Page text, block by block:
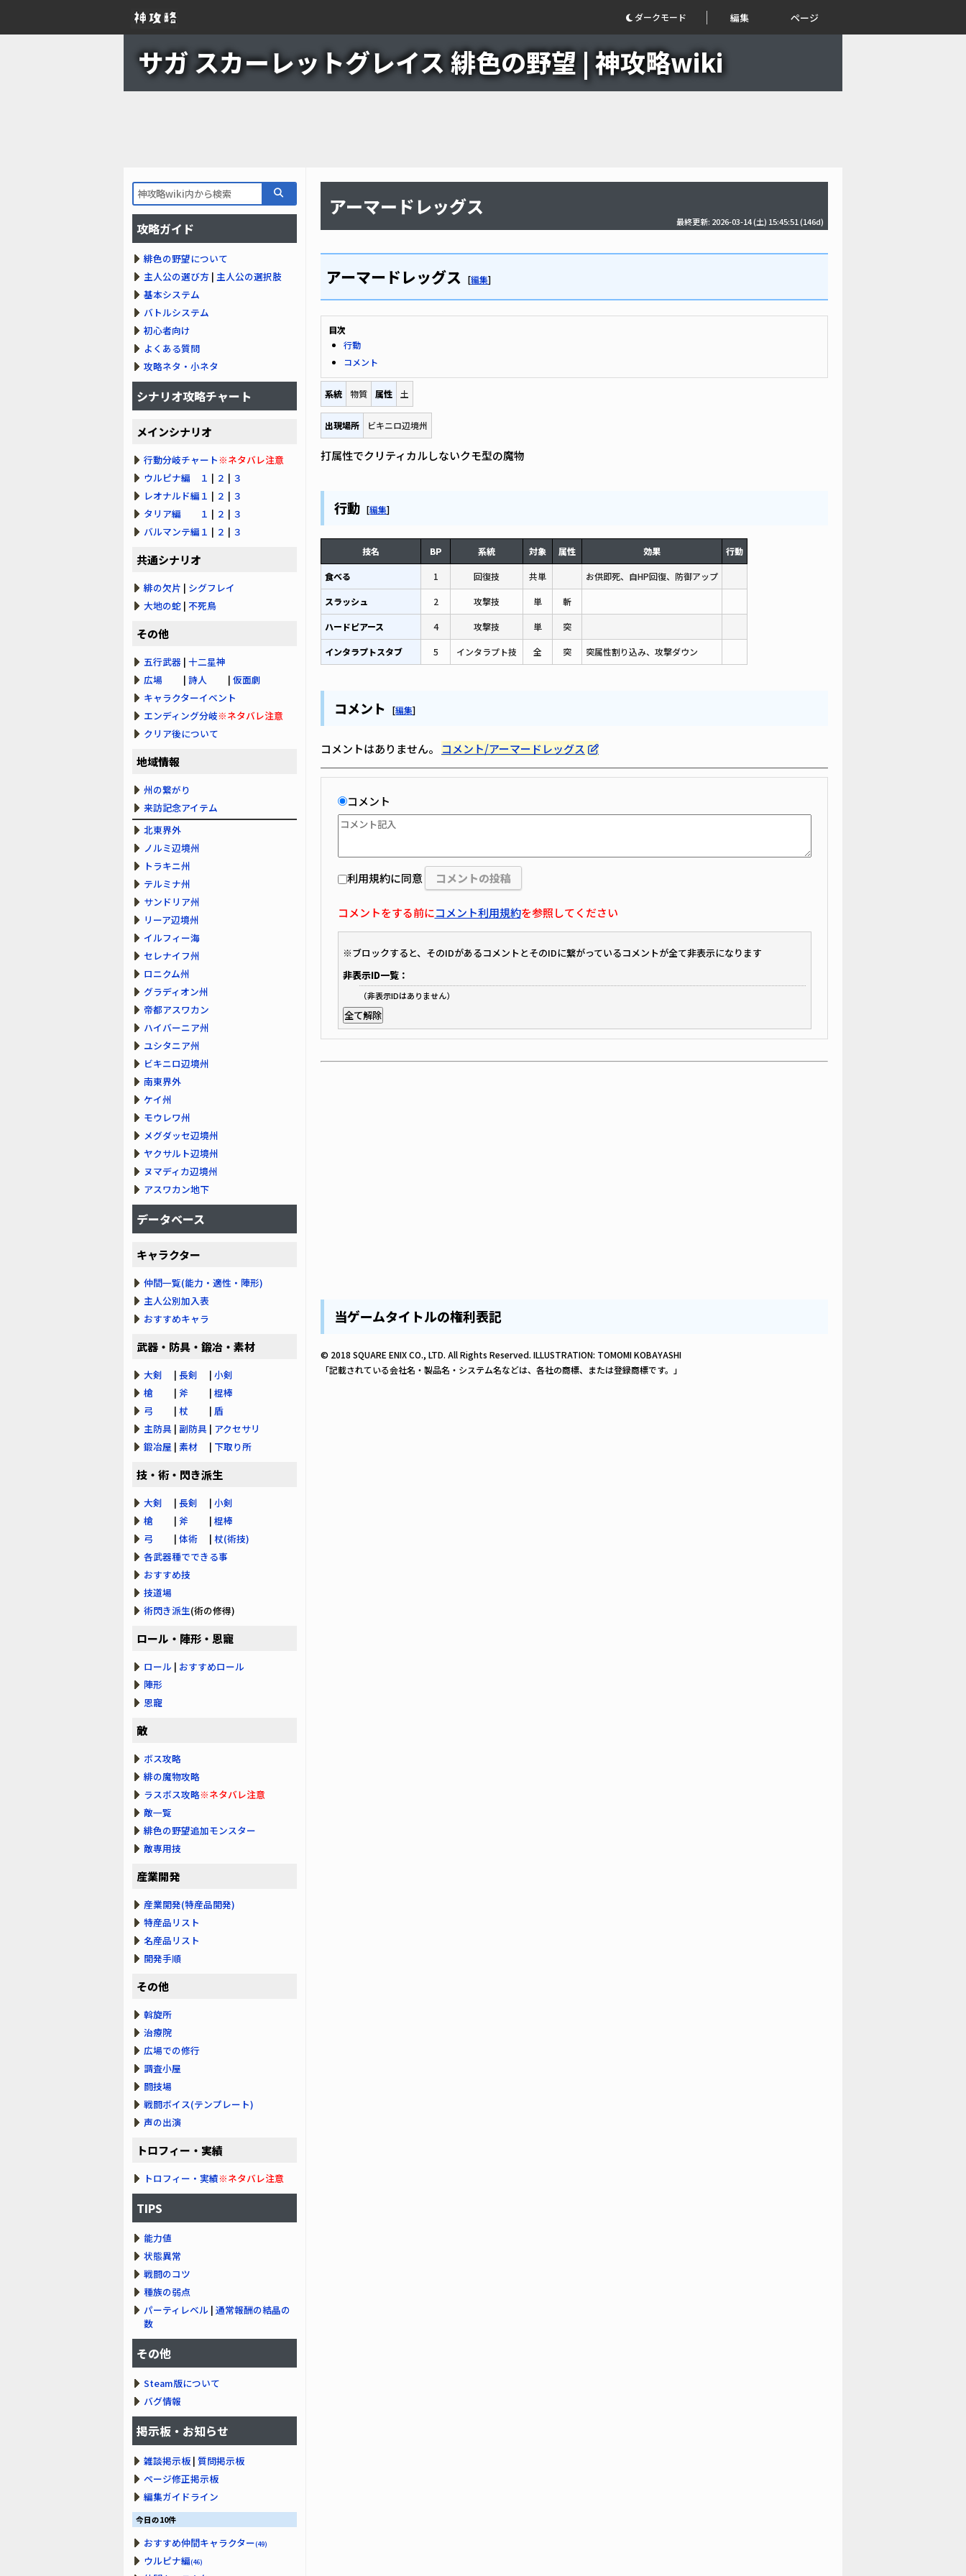
ダークモード 編集 ページ
サガ スカーレットグレイス 緋色の野望 | 神攻略wiki
アーマードレッグス
最終更新: 2026-03-14 (土) 15:45:51 (146d)
アーマードレッグス [編集]
目次
行動
コメント
系統 物質 属性 土
出現場所 ビキニロ辺境州
打属性でクリティカルしないクモ型の魔物
行動 [編集]
技名 BP 系統 対象 属性 効果 行動
食べる 1 回復技 共単 お供即死、自HP回復、防御アップ
スラッシュ 2 攻撃技 単 斬
ハードピアース 4 攻撃技 単 突
インタラプトスタブ 5 インタラプト技 全 突 突属性割り込み、攻撃ダウン
コメント [編集]
コメントはありません。 コメント/アーマードレッグス
コメント
利用規約に同意
コメントをする前にコメント利用規約を参照してください
※ブロックすると、そのIDがあるコメントとそのIDに繋がっているコメントが全て非表示になります
非表示ID一覧：
（非表示IDはありません）
全て解除
当ゲームタイトルの権利表記
© 2018 SQUARE ENIX CO., LTD. All Rights Reserved. ILLUSTRATION: TOMOMI KOBAYASHI
「記載されている会社名・製品名・システム名などは、各社の商標、または登録商標です。」
攻略ガイド
緋色の野望について
主人公の選び方 | 主人公の選択肢
基本システム
バトルシステム
初心者向け
よくある質問
攻略ネタ・小ネタ
シナリオ攻略チャート
メインシナリオ
行動分岐チャート※ネタバレ注意
ウルピナ編 １ | ２ | ３
レオナルド編１ | ２ | ３
タリア編 １ | ２ | ３
バルマンテ編１ | ２ | ３
共通シナリオ
緋の欠片 | シグフレイ
大地の蛇 | 不死鳥
その他
五行武器 | 十二星神
広場 | 詩人 | 仮面劇
キャラクターイベント
エンディング分岐※ネタバレ注意
クリア後について
地域情報
州の繋がり
来訪記念アイテム
北東界外
ノルミ辺境州
トラキニ州
テルミナ州
サンドリア州
リーア辺境州
イルフィー海
セレナイフ州
ロニクム州
グラディオン州
帝都アスワカン
ハイバーニア州
ユシタニア州
ビキニロ辺境州
南東界外
ケイ州
モウレワ州
メグダッセ辺境州
ヤクサルト辺境州
ヌマディカ辺境州
アスワカン地下
データベース
キャラクター
仲間一覧(能力・適性・陣形)
主人公別加入表
おすすめキャラ
武器・防具・鍛冶・素材
大剣 | 長剣 | 小剣
槍 | 斧 | 棍棒
弓 | 杖 | 盾
主防具 | 副防具 | アクセサリ
鍛冶屋 | 素材 | 下取り所
技・術・閃き派生
大剣 | 長剣 | 小剣
槍 | 斧 | 棍棒
弓 | 体術 | 杖(術技)
各武器種でできる事
おすすめ技
技道場
術閃き派生(術の修得)
ロール・陣形・恩寵
ロール | おすすめロール
陣形
恩寵
敵
ボス攻略
緋の魔物攻略
ラスボス攻略※ネタバレ注意
敵一覧
緋色の野望追加モンスター
敵専用技
産業開発
産業開発(特産品開発)
特産品リスト
名産品リスト
開発手順
その他
斡旋所
治療院
広場での修行
調査小屋
闘技場
戦闘ボイス(テンプレート)
声の出演
トロフィー・実績
トロフィー・実績※ネタバレ注意
TIPS
能力値
状態異常
戦闘のコツ
種族の弱点
パーティレベル | 通常報酬の結晶の
数
その他
Steam版について
バグ情報
掲示板・お知らせ
雑談掲示板 | 質問掲示板
ページ修正掲示板
編集ガイドライン
今日の10件
おすすめ仲間キャラクター(49)
ウルピナ編(46)